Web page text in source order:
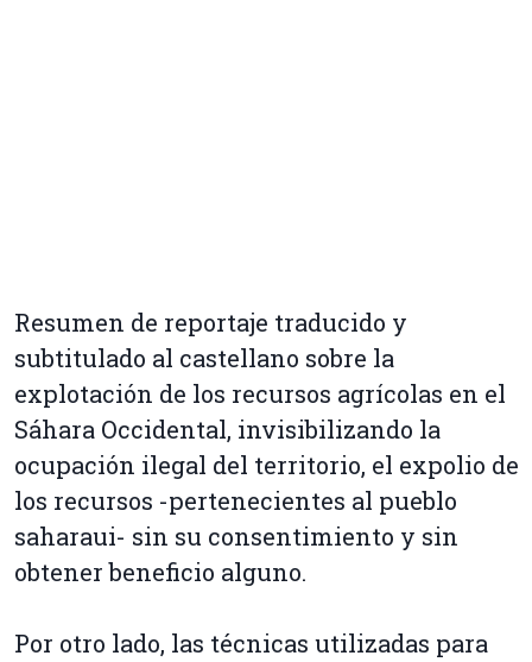
Resumen de reportaje traducido y
subtitulado al castellano sobre la
explotación de los recursos agrícolas en el
Sáhara Occidental, invisibilizando la
ocupación ilegal del territorio, el expolio de
los recursos -pertenecientes al pueblo
saharaui- sin su consentimiento y sin
obtener beneficio alguno.
Por otro lado, las técnicas utilizadas para